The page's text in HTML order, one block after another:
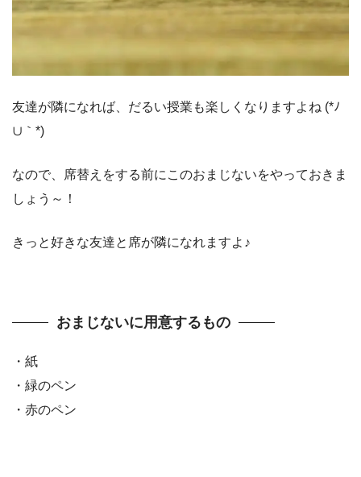
友達が隣になれば、だるい授業も楽しくなりますよね (*ﾉ
∪｀*)
なので、席替えをする前にこのおまじないをやっておきま
しょう～！
きっと好きな友達と席が隣になれますよ♪
おまじないに用意するもの
・紙
・緑のペン
・赤のペン